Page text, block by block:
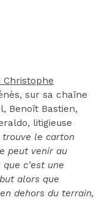
Christophe
sur sa chaîne
Benoît Bastien,
litigieuse
trouve le carton
peut venir au
c’est une
alors que
dehors du terrain,